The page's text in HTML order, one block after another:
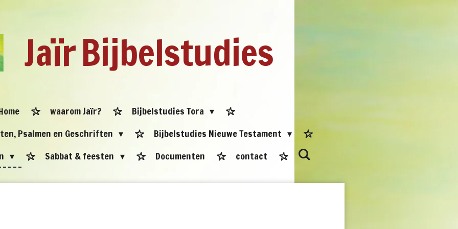
JaïrBijbelstudies
waarom Jaïr?
Bijbelstudies Tora
Psalmen en Geschriften
Bijbelstudies Nieuwe Testament
Sabbat & feesten Documenten contact